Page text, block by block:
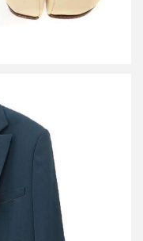
ャケット S51BN0333